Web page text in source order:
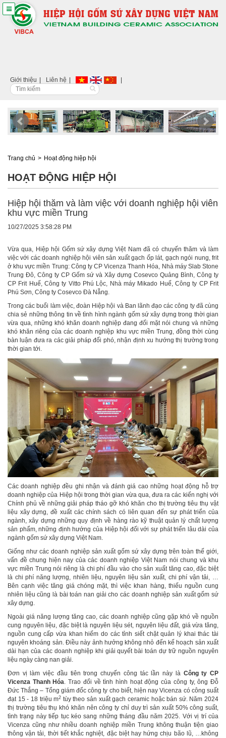
Giới thiệu Liên hệ
Trang chủ Hoạt động hiệp hội
HOẠT ĐỘNG HIỆP HỘI
Hiệp hội thăm và làm việc với doanh nghiệp hội viên
khu vực miền Trung
10/27/2025 3:58:28 PM
Vừa qua, Hiệp hội Gốm sứ xây dựng Việt Nam đã có chuyến thăm và làm
việc với các doanh nghiệp hội viên sản xuất gạch ốp lát, gạch ngói nung, frit
ở khu vực miền Trung: Công ty CP Vicenza Thanh Hóa, Nhà máy Slab Stone
Trung Đô, Công ty CP Gốm sứ và Xây dựng Cosevco Quảng Bình, Công ty
CP Frit Huế, Công ty Vitto Phú Lộc, Nhà máy Mikado Huế, Công ty CP Frit
Phú Sơn, Công ty Cosevco Đà Nẵng.
Trong các buổi làm việc, đoàn Hiệp hội và Ban lãnh đạo các công ty đã cùng
chia sẻ những thông tin về tình hình ngành gốm sứ xây dựng trong thời gian
vừa qua, những khó khăn doanh nghiệp đang đối mặt nói chung và những
khó khăn riêng của các doanh nghiệp khu vực miền Trung, đồng thời cùng
bàn luận đưa ra các giải pháp đối phó, nhận định xu hướng thị trường trong
thời gian tới.
Các doanh nghiệp đều ghi nhận và đánh giá cao những hoạt động hỗ trợ
doanh nghiệp của Hiệp hội trong thời gian vừa qua, đưa ra các kiến nghị với
Chính phủ về những giải pháp tháo gỡ khó khăn cho thị trường tiêu thụ vật
liệu xây dựng, đề xuất các chính sách có liên quan đến sự phát triển của
ngành, xây dựng những quy định về hàng rào kỹ thuật quản lý chất lượng
sản phẩm, những định hướng của Hiệp hội đối với sự phát triển lâu dài của
ngành gốm sứ xây dựng Việt Nam.
Giống như các doanh nghiệp sản xuất gốm sứ xây dựng trên toàn thế giới,
vấn đề chung hiện nay của các doanh nghiệp Việt Nam nói chung và khu
vực miền Trung nói riêng là chi phí đầu vào cho sản xuất tăng cao, đặc biệt
là chi phí năng lượng, nhiên liệu, nguyên liệu sản xuất, chi phí vận tải, …
Bên cạnh việc tăng giá chóng mặt, thì việc khan hàng, thiếu nguồn cung
nhiên liệu cũng là bài toán nan giải cho các doanh nghiệp sản xuất gốm sứ
xây dựng.
Ngoài giá năng lượng tăng cao, các doanh nghiệp cũng gặp khó về nguồn
cung nguyên liệu, đặc biệt là nguyên liệu sét, nguyên liệu đất, giá vừa tăng,
nguồn cung cấp vừa khan hiếm do các tỉnh siết chặt quản lý khai thác tài
nguyên khoáng sản. Điều này ảnh hưởng không nhỏ đến kế hoạch sản xuất
dài hạn của các doanh nghiệp khi giải quyết bài toán dự trữ nguồn nguyên
liệu ngày càng nan giải.
Đơn vị làm việc đầu tiên trong chuyến công tác lần này là Công ty CP
Vicenza Thanh Hóa. Trao đổi về tình hình hoạt động của công ty, ông Đỗ
Đức Thắng – Tổng giám đốc công ty cho biết, hiện nay Vicenza có công suất
đạt 15 - 18 triệu m2 tùy theo sản xuất gạch ceramic hoặc bán sứ. Năm 2024
thị trường tiêu thụ khó khăn nên công ty chỉ duy trì sản xuất 50% công suất,
tình trạng này tiếp tục kéo sang những tháng đầu năm 2025. Với vị trí của
Vicenza cũng như nhiều doanh nghiệp miền Trung không thuận tiện giao
thông vận tải, thời tiết khắc nghiệt, đặc biệt hay hứng chịu bão lũ, …không